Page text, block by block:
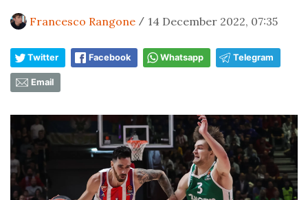
Francesco Rangone / 14 December 2022, 07:35
Twitter Facebook Whatsapp Telegram
Email